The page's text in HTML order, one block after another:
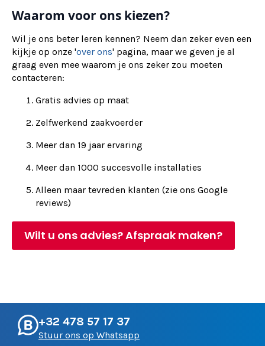
Waarom voor ons kiezen?
Wil je ons beter leren kennen? Neem dan zeker even een
kijkje op onze 'over ons' pagina, maar we geven je al
graag even mee waarom je ons zeker zou moeten
contacteren:
Gratis advies op maat
Zelfwerkend zaakvoerder
Meer dan 19 jaar ervaring
Meer dan 1000 succesvolle installaties
Alleen maar tevreden klanten (zie ons Google
reviews)
Wilt u ons advies? Afspraak maken?
+32 478 57 17 37
Stuur ons op Whatsapp